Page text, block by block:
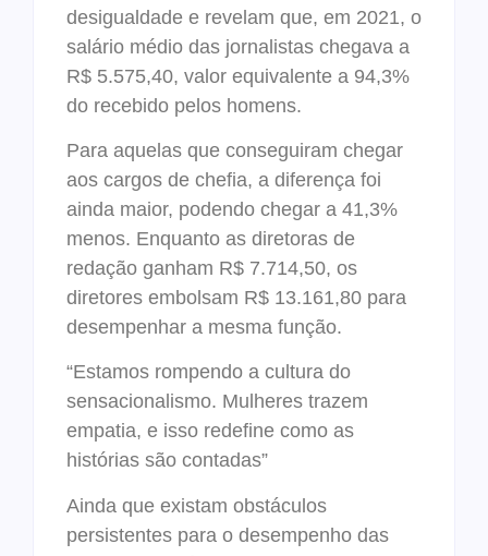
desigualdade e revelam que, em 2021, o
salário médio das jornalistas chegava a
R$ 5.575,40, valor equivalente a 94,3%
do recebido pelos homens.
Para aquelas que conseguiram chegar
aos cargos de chefia, a diferença foi
ainda maior, podendo chegar a 41,3%
menos. Enquanto as diretoras de
redação ganham R$ 7.714,50, os
diretores embolsam R$ 13.161,80 para
desempenhar a mesma função.
“Estamos rompendo a cultura do
sensacionalismo. Mulheres trazem
empatia, e isso redefine como as
histórias são contadas”
Ainda que existam obstáculos
persistentes para o desempenho das